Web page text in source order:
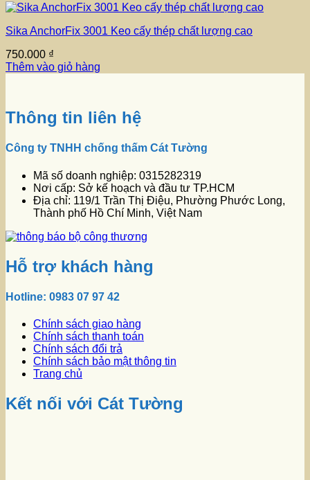
Sika AnchorFix 3001 Keo cấy thép chất lượng cao
750.000 ₫
Thêm vào giỏ hàng
Thông tin liên hệ
Công ty TNHH chống thấm Cát Tường
Mã số doanh nghiệp: 0315282319
Nơi cấp: Sở kế hoạch và đầu tư TP.HCM
Địa chỉ: 119/1 Trần Thị Điệu, Phường Phước Long,
Thành phố Hồ Chí Minh, Việt Nam
Hỗ trợ khách hàng
Hotline: 0983 07 97 42
Chính sách giao hàng
Chính sách thanh toán
Chính sách đổi trả
Chính sách bảo mật thông tin
Trang chủ
Kết nối với Cát Tường